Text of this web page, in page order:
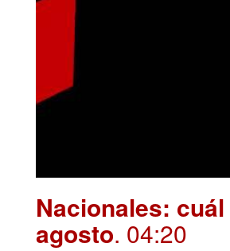
Nacionales:
agosto. 04:20